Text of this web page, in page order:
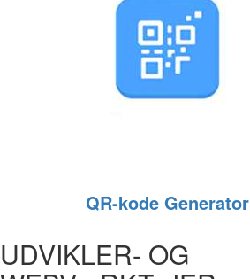
QR‑kode Generator
UDVIKLER- OG